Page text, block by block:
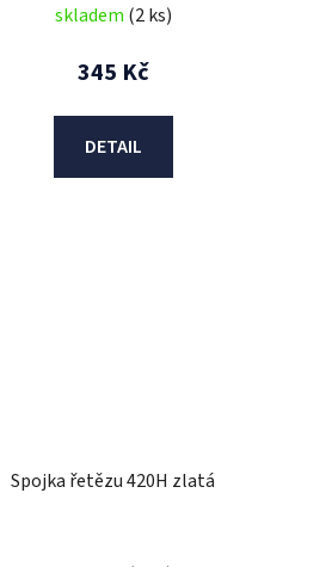
skladem (2 ks)
345 Kč
DETAIL
Spojka řetězu 420H zlatá